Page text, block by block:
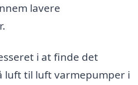
lavere
i at finde det
luft til luft varmepumper i